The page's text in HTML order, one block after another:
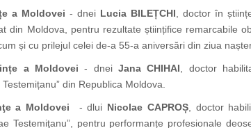
a Moldovei - dnei Lucia BILEȚCHI , doctor în
din Moldova, pentru rezultate științifice remarcabile
și cu prilejul celei de-a 55-a aniversări din ziua
a Moldovei - dneiJana CHIHAI , doctor
din Republica Moldova.
a Moldovei - dlui Nicolae CAPROȘ, doctor
Testemiţanu”, pentru performanțe profesionale